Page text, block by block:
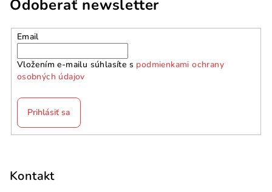
Odoberať newsletter
Email
Vložením e-mailu súhlasíte s podmienkami ochrany
osobných údajov
Prihlásiť sa
Kontakt